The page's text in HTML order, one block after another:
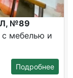
№89
с мебелью и
Подробнее